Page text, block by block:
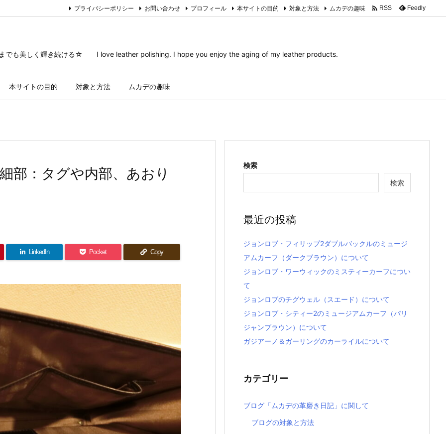
までも美しく輝き続ける☆ I love leather polishing. I hope you enjoy the aging of my leather products.
本サイトの目的 対象と方法 ムカデの趣味
プライバシーポリシー お問い合わせ プロフィール 本サイトの目的 対象と方法 ムカデの趣味  RSS Feedly
部：タグや内部、あおり
LinkedIn Pocket Copy
検索
検索
最近の投稿
ジョンロブ・フィリップ2ダブルバックルのミュージ
アムカーフ（ダークブラウン）について
ジョンロブ・ワーウィックのミスティーカーフについ
て
ジョンロブのチグウェル（スエード）について
ジョンロブ・シティー2のミュージアムカーフ（パリ
ジャンブラウン）について
ガジアーノ＆ガーリングのカーライルについて
カテゴリー
ブログ「ムカデの革磨き日記」に関して
ブログの対象と方法